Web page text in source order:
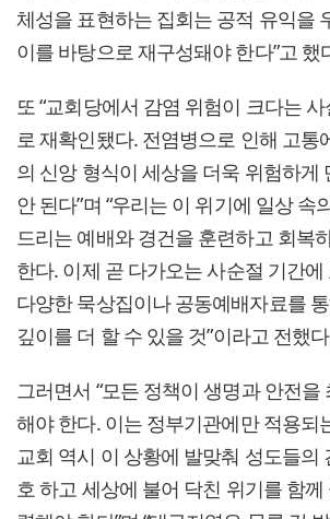
체성을 표현하는 집회는 공적 유익을
이를 바탕으로 재구성돼야 한다”고 했
또 “교회당에서 감염 위험이 크다는
로 재확인됐다. 전염병으로 인해 고통
의 신앙 형식이 세상을 더욱 위험하게
안 된다”며 “우리는 이 위기에 일상 속
드리는 예배와 경건을 훈련하고 회복
한다. 이제 곧 다가오는 사순절 기간
다양한 묵상집이나 공동예배자료를
깊이를 더 할 수 있을 것”이라고 전했
그러면서 “모든 정책이 생명과 안전을
해야 한다. 이는 정부기관에만 적용되
교회 역시 이 상황에 발맞춰 성도들의
호 하고 세상에 불어 닥친 위기를 함